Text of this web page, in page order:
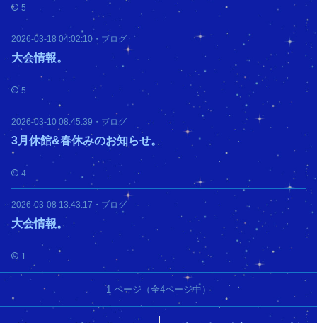
5
2026-03-18 04:02:10 ・ ブログ
大会情報。
5
2026-03-10 08:45:39 ・ ブログ
3月休館&春休みのお知らせ。
4
2026-03-08 13:43:17 ・ ブログ
大会情報。
1
1 ページ（全4ページ中）